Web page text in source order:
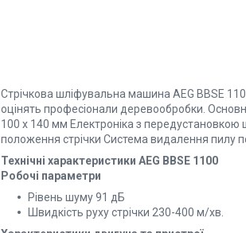
Стрічкова шліфувальна машина AEG BBSE
оцінять професіонали деревообробки.
100 х 140 мм Електроніка з
положення стрічки Система видалення пилу
Технічні характеристики AEG BBSE 1100
Робочі параметри
Рівень шуму 91 дБ
Швидкість руху стрічки 230-400 м/хв.